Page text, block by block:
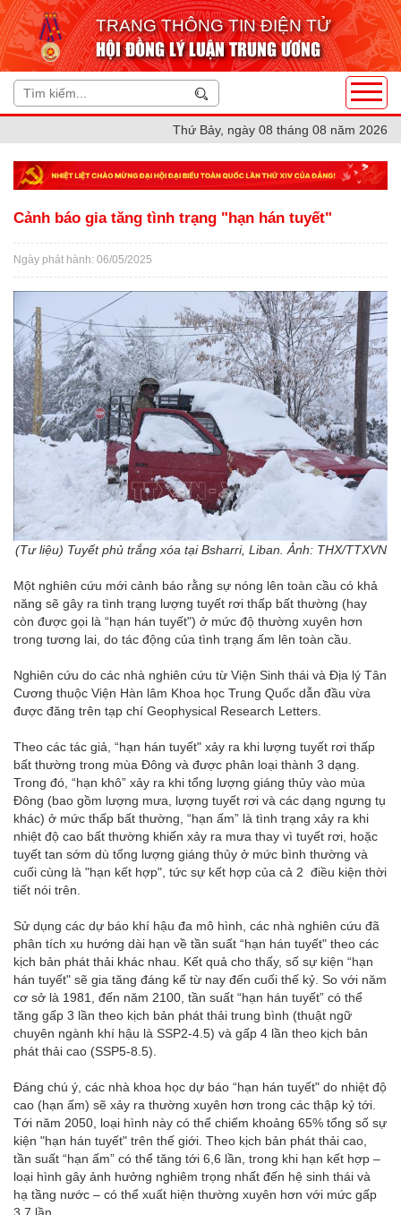
TRANG THÔNG TIN ĐIỆN TỬ
HỘI ĐỒNG LÝ LUẬN TRUNG ƯƠNG
Thứ Bảy, ngày 08 tháng 08 năm 2026
Cảnh báo gia tăng tình trạng "hạn hán tuyết"
Ngày phát hành: 06/05/2025
(Tư liệu) Tuyết phủ trắng xóa tại Bsharri, Liban. Ảnh: THX/TTXVN
Một nghiên cứu mới cảnh báo rằng sự nóng lên toàn cầu có khả
năng sẽ gây ra tình trạng lượng tuyết rơi thấp bất thường (hay
còn được gọi là “hạn hán tuyết") ở mức độ thường xuyên hơn
trong tương lai, do tác động của tình trạng ấm lên toàn cầu.
Nghiên cứu do các nhà nghiên cứu từ Viện Sinh thái và Địa lý Tân
Cương thuộc Viện Hàn lâm Khoa học Trung Quốc dẫn đầu vừa
được đăng trên tạp chí Geophysical Research Letters.
Theo các tác giả, “hạn hán tuyết" xảy ra khi lượng tuyết rơi thấp
bất thường trong mùa Đông và được phân loại thành 3 dạng.
Trong đó, “hạn khô” xảy ra khi tổng lượng giáng thủy vào mùa
Đông (bao gồm lượng mưa, lượng tuyết rơi và các dạng ngưng tụ
khác) ở mức thấp bất thường, “hạn ấm” là tình trạng xảy ra khi
nhiệt độ cao bất thường khiến xảy ra mưa thay vì tuyết rơi, hoặc
tuyết tan sớm dù tổng lượng giáng thủy ở mức bình thường và
cuối cùng là "hạn kết hợp", tức sự kết hợp của cả 2 điều kiện thời
tiết nói trên.
Sử dụng các dự báo khí hậu đa mô hình, các nhà nghiên cứu đã
phân tích xu hướng dài hạn về tần suất “hạn hán tuyết" theo các
kịch bản phát thải khác nhau. Kết quả cho thấy, số sự kiện “hạn
hán tuyết" sẽ gia tăng đáng kể từ nay đến cuối thế kỷ. So với năm
cơ sở là 1981, đến năm 2100, tần suất “hạn hán tuyết” có thể
tăng gấp 3 lần theo kịch bản phát thải trung bình (thuật ngữ
chuyên ngành khí hậu là SSP2-4.5) và gấp 4 lần theo kịch bản
phát thải cao (SSP5-8.5).
Đáng chú ý, các nhà khoa học dự báo “hạn hán tuyết" do nhiệt độ
cao (hạn ấm) sẽ xảy ra thường xuyên hơn trong các thập kỷ tới.
Tới năm 2050, loại hình này có thể chiếm khoảng 65% tổng số sự
kiện "hạn hán tuyết" trên thế giới. Theo kịch bản phát thải cao,
tần suất “hạn ấm” có thể tăng tới 6,6 lần, trong khi hạn kết hợp –
loại hình gây ảnh hưởng nghiêm trọng nhất đến hệ sinh thái và
hạ tầng nước – có thể xuất hiện thường xuyên hơn với mức gấp
3,7 lần.